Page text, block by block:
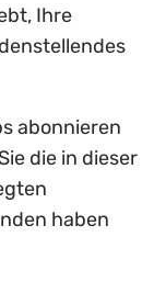
Ihre
abonnieren
die in dieser
haben